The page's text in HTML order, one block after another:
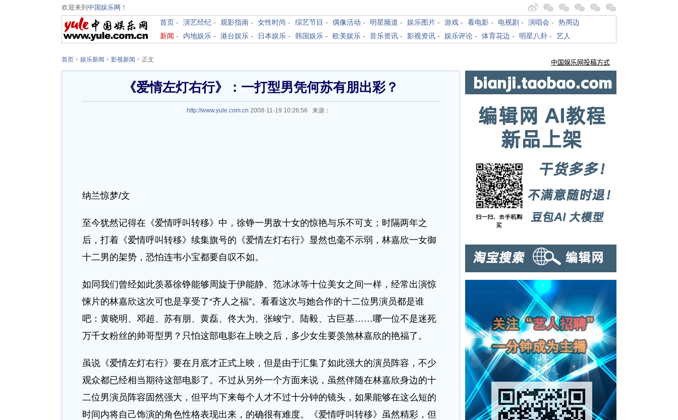
欢迎来到 中国娱乐网 ！
首页 - 演艺经纪 - 观影指南 - 女性时尚 - 综艺节目 - 偶像活动 - 明星频道 - 娱乐图片 - 游戏 - 看电影 - 电视剧 - 演唱会 - 热周边
新闻 - 内地娱乐 - 港台娱乐 - 日本娱乐 - 韩国娱乐 - 欧美娱乐 - 音乐资讯 - 影视资讯 - 娱乐评论 - 体育花边 - 明星八卦 - 艺人
首页 > 娱乐新闻 > 影视新闻 > 正文
《爱情左灯右行》：一打型男凭何苏有朋出彩？
http://www.yule.com.cn 2008-11-19 10:26:56 来源：
纳兰惊梦/文
至今犹然记得在《爱情呼叫转移》中，徐铮一男敌十女的惊艳与乐不可支；时隔两年之
后，打着《爱情呼叫转移》续集旗号的《爱情左灯右行》显然也毫不示弱，林嘉欣一女御
十二男的架势，恐怕连韦小宝都要自叹不如。
如同我们曾经如此羡慕徐铮能够周旋于伊能静、范冰冰等十位美女之间一样，经常出演惊
悚片的林嘉欣这次可也是享受了“齐人之福”。看看这次与她合作的十二位男演员都是谁
吧：黄晓明、邓超、苏有朋、黄磊、佟大为、张峻宁、陆毅、古巨基……哪一位不是迷死
万千女粉丝的帅哥型男？只怕这部电影在上映之后，多少女生要羡煞林嘉欣的艳福了。
虽说《爱情左灯右行》要在月底才正式上映，但是由于汇集了如此强大的演员阵容，不少
观众都已经相当期待这部电影了。不过从另外一个方面来说，虽然伴随在林嘉欣身边的十
二位男演员阵容固然强大，但平均下来每个人才不过十分钟的镜头，如果能够在这么短的
时间内将自己饰演的角色性格表现出来，的确很有难度。《爱情呼叫转移》虽然精彩，但